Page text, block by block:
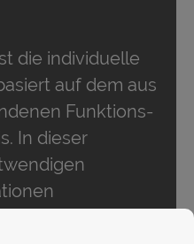
die individuelle
auf dem aus
Funktions-
In dieser